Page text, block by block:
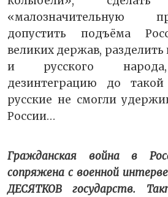
«малозначительную
допустить подъёма
великих держав,
и русского народа,
дезинтеграцию до
русские не смогли
России…
Гражданская война в
сопряжена с военной
ДЕСЯТКОВ государств.